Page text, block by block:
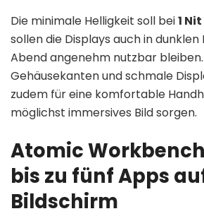
Die minimale Helligkeit soll bei1 Nit
sollen die Displays auch in
Abend angenehm nutzbar
Gehäusekanten und schmale
zudem für eine komfortable
möglichst immersives Bild sorgen.
Atomic
bis zu fünf Apps
Bildschirm